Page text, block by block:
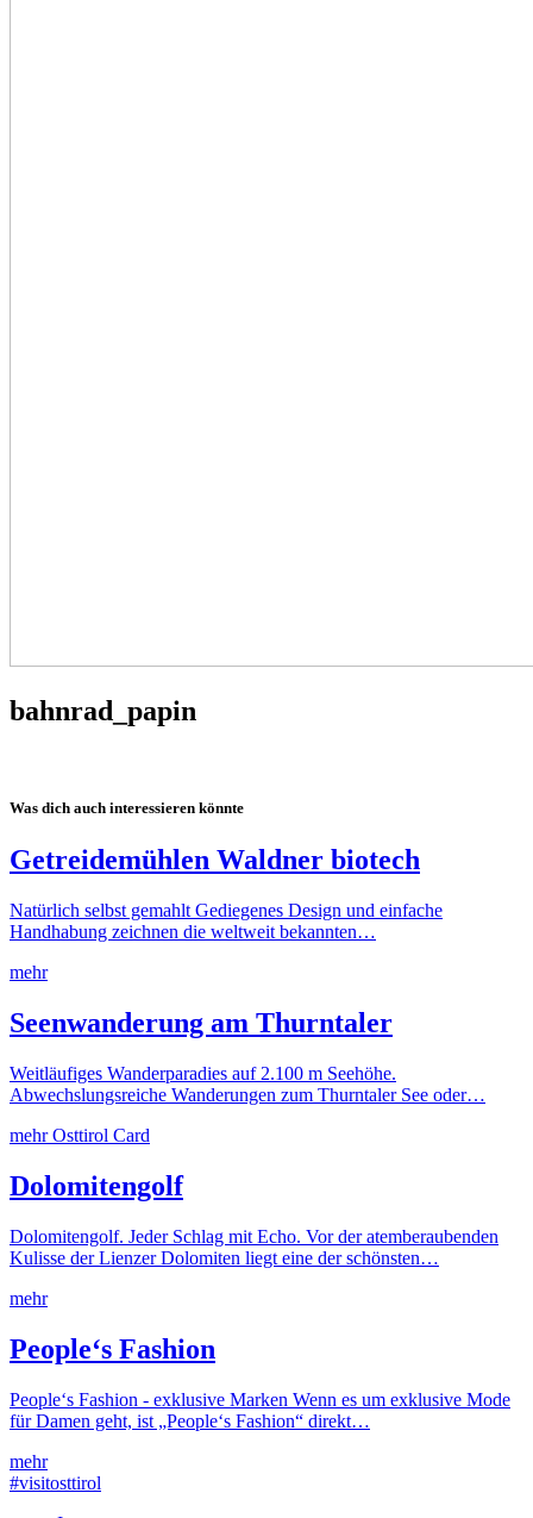
bahnrad_papin
Was dich auch interessieren könnte
Getreidemühlen Waldner biotech
Natürlich selbst gemahlt Gediegenes Design und einfache
Handhabung zeichnen die weltweit bekannten…
mehr
Seenwanderung am Thurntaler
Weitläufiges Wanderparadies auf 2.100 m Seehöhe.
Abwechslungsreiche Wanderungen zum Thurntaler See oder…
mehr Osttirol Card
Dolomitengolf
Dolomitengolf. Jeder Schlag mit Echo. Vor der atemberaubenden
Kulisse der Lienzer Dolomiten liegt eine der schönsten…
mehr
People‘s Fashion
People‘s Fashion - exklusive Marken Wenn es um exklusive Mode
für Damen geht, ist „People‘s Fashion“ direkt…
mehr
#visitosttirol